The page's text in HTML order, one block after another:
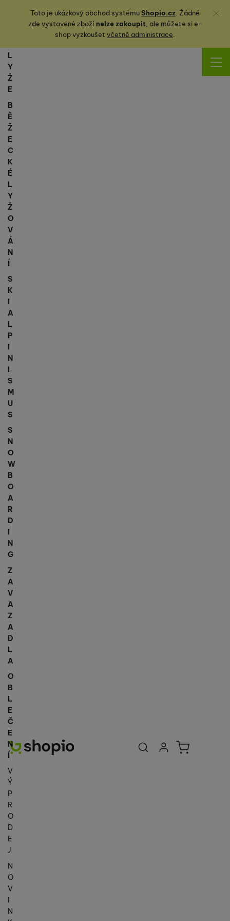
Toto je ukázkový obchod systémuShopio.cz. Žádné
zde vystavené zbožínelze zakoupit, ale můžete sie-
shop vyzkoušet včetně administrace.
Zavřít
Uživatelská
Přihlásit se
Košík
L
Y
Ž
E
B
Ě
Ž
E
C
K
É
L
Y
Ž
O
V
Á
N
Í
S
K
I
A
L
P
I
N
I
S
M
U
S
S
N
O
W
B
O
A
R
D
N
G
Z
A
V
A
Z
A
D
L
A
O
B
L
E
Č
E
N
Í
V
Ý
P
R
O
D
E
J
N
O
V
I
N